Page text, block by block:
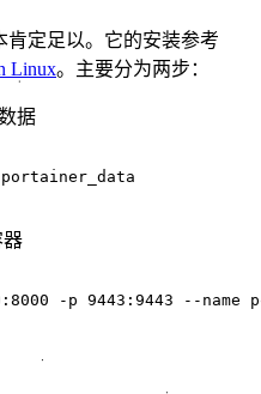
肯定足以。它的安装参考
Linux。主要分为两步：
据
器
-p 9443:9443 --